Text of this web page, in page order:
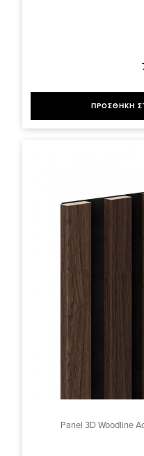
ΠΡΟΣΘΗΚΗ
Panel 3D Woodline